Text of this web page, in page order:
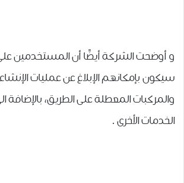
و أوضحت ﺍﻟﺸﺮﻛﺔ ﺃﻳﻀًﺎ ﺃﻥ ﺍﻟﻤﺴﺘﺨﺪﻣﻴﻦ
سيكون بإمكانهم ﺍﻹﺑﻼﻍ ﻋﻦ ﻋﻤﻠﻴﺎﺕ
ﻭﺍﻟﻤﺮﻛﺒﺎﺕ ﺍﻟﻤﻌﻄﻠﺔ ﻋﻠﻰ ﺍﻟﻄﺮﻳﻖ، بالإضافة
الخدمات الأخرى .